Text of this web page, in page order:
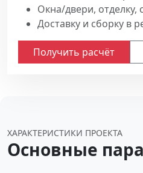
Окна/двери, отделку,
Доставку и сборку в
Получить расчёт
ХАРАКТЕРИСТИКИ ПРОЕКТА
Основные